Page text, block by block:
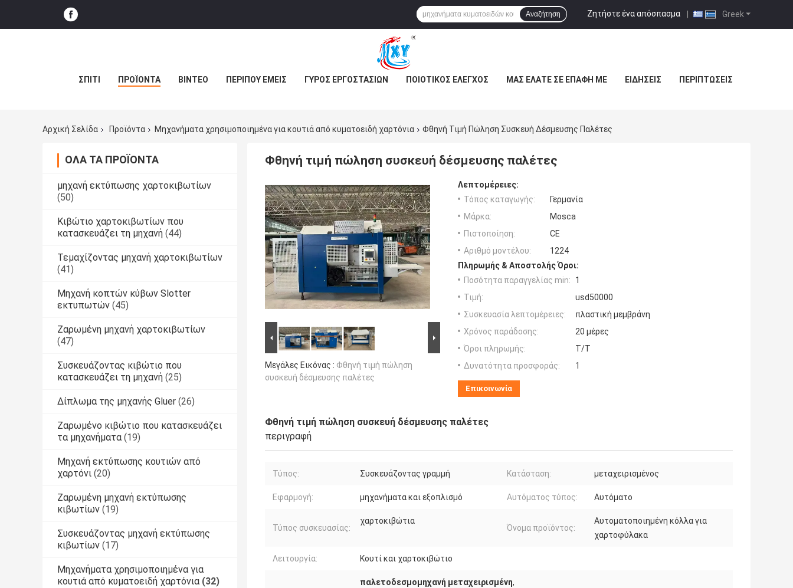
Greek
Ζητήστε ένα απόσπασμα |
Αναζήτηση
ΣΠΊΤΙ ΠΡΟΪΌΝΤΑ ΒΊΝΤΕΟ ΠΕΡΊΠΟΥ ΕΜΕΊΣ ΓΎΡΟΣ ΕΡΓΟΣΤΑΣΊΩΝ ΠΟΙΟΤΙΚΌΣ ΈΛΕΓΧΟΣ ΜΑΣ ΕΛΆΤΕ ΣΕ ΕΠΑΦΉ ΜΕ ΕΙΔΉΣΕΙΣ ΠΕΡΙΠΤΏΣΕΙΣ
Αρχική Σελίδα Προϊόντα Μηχανήματα χρησιμοποιημένα για κουτιά από κυματοειδή χαρτόνια Φθηνή Τιμή Πώληση Συσκευή Δέσμευσης Παλέτες
ΌΛΑ ΤΑ ΠΡΟΪΌΝΤΑ
μηχανή εκτύπωσης χαρτοκιβωτίων
(50)
Κιβώτιο χαρτοκιβωτίων που
κατασκευάζει τη μηχανή (44)
Τεμαχίζοντας μηχανή χαρτοκιβωτίων
(41)
Μηχανή κοπτών κύβων Slotter
εκτυπωτών (45)
Ζαρωμένη μηχανή χαρτοκιβωτίων
(47)
Συσκευάζοντας κιβώτιο που
κατασκευάζει τη μηχανή (25)
Δίπλωμα της μηχανής Gluer (26)
Ζαρωμένο κιβώτιο που κατασκευάζει
τα μηχανήματα (19)
Μηχανή εκτύπωσης κουτιών από
χαρτόνι (20)
Ζαρωμένη μηχανή εκτύπωσης
κιβωτίων (19)
Συσκευάζοντας μηχανή εκτύπωσης
κιβωτίων (17)
Μηχανήματα χρησιμοποιημένα για
κουτιά από κυματοειδή χαρτόνια (32)
Φθηνή τιμή πώληση συσκευή δέσμευσης παλέτες
Μεγάλες Εικόνας : Φθηνή τιμή πώληση
συσκευή δέσμευσης παλέτες
Λεπτομέρειες:
Τόπος καταγωγής:
Γερμανία
Μάρκα:
Mosca
Πιστοποίηση:
CE
Αριθμό μοντέλου:
1224
Πληρωμής & Αποστολής Όροι:
Ποσότητα παραγγελίας min:
1
Τιμή:
usd50000
Συσκευασία λεπτομέρειες:
πλαστική μεμβράνη
Χρόνος παράδοσης:
20 μέρες
Όροι πληρωμής:
T/T
Δυνατότητα προσφοράς:
1
Επικοινωνία
Φθηνή τιμή πώληση συσκευή δέσμευσης παλέτες
περιγραφή
Τύπος: Συσκευάζοντας γραμμή Κατάσταση: μεταχειρισμένος
Εφαρμογή: μηχανήματα και εξοπλισμό Αυτόματος τύπος: Αυτόματο
Τύπος συσκευασίας:
χαρτοκιβώτια
Όνομα προϊόντος:
Αυτοματοποιημένη κόλλα για
χαρτοφύλακα
Λειτουργία: Κουτί και χαρτοκιβώτιο
παλετοδεσμομηχανή μεταχειρισμένη,